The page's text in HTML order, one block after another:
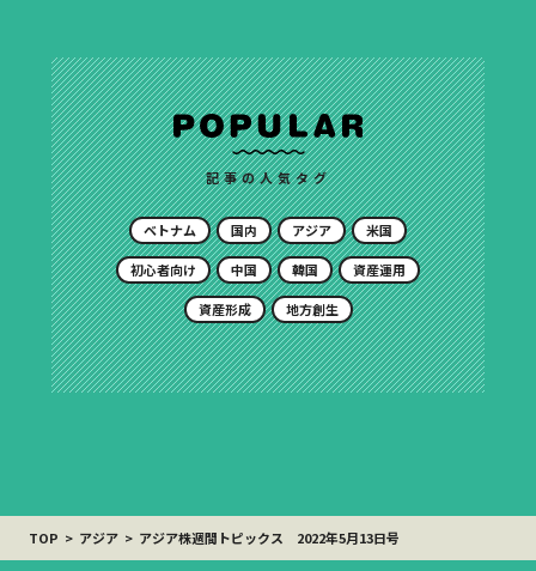
記事の人気タグ
ベトナム 国内 アジア 米国
初心者向け 中国 韓国 資産運用
資産形成 地方創生
TOP アジア アジア株週間トピックス 2022年5月13日号